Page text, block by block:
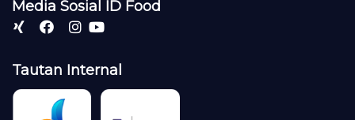
Media Sosial ID Food
Tautan Internal